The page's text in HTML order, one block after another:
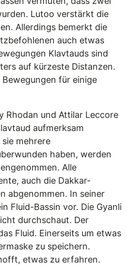
Lutoo verstärkt die
Allerdings bemerkt die
auch etwas
Klavtauds sind
auf kürzeste Distanzen.
Bewegungen für einige
Rhodan und Attilar Leccore
aufmerksam
mehrere
haben, werden
Alle
auch die Dakkar-
abgenommen. In seiner
Fluid-Bassin vor. Die Gyanli
durchschaut. Der
Fluid. Einerseits um etwas
zu speichern.
etwas zu erfahren.